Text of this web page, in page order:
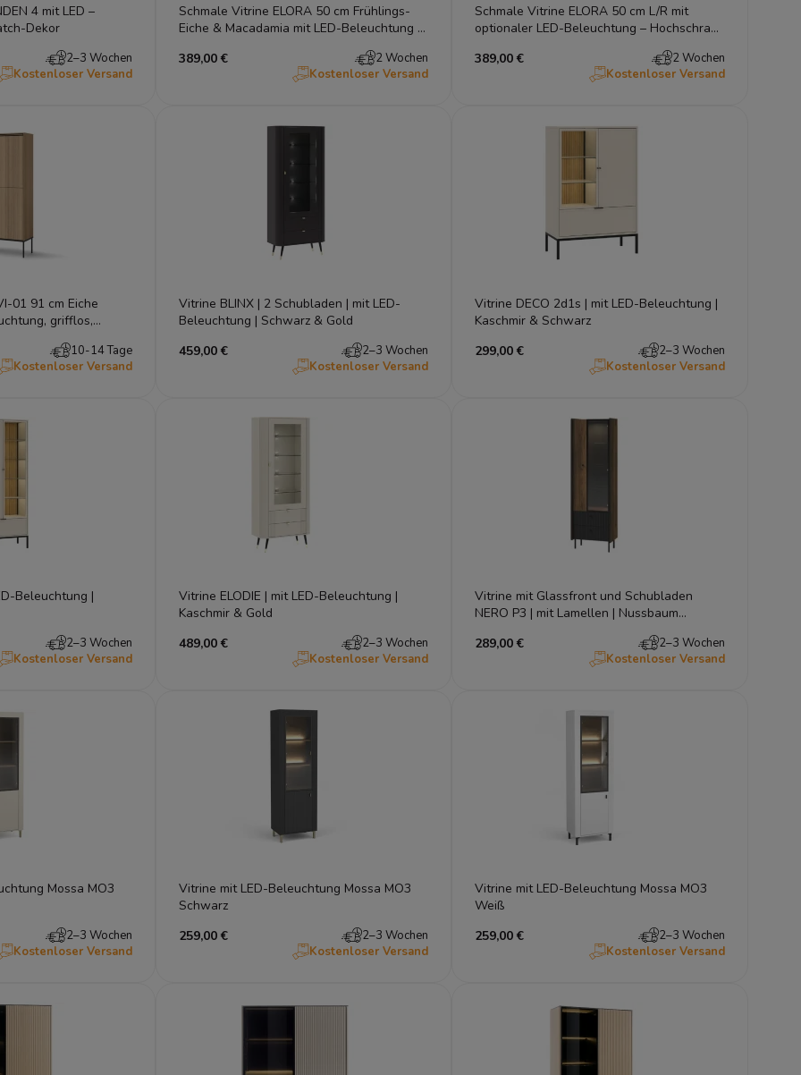
4 mit LED –
Dekor
2–3 Wochen
Kostenloser Versand
Schmale Vitrine ELORA 50 cm Frühlings-
Eiche & Macadamia mit LED-Beleuchtung –
389,00 €
2 Wochen
Kostenloser Versand
Schmale Vitrine ELORA 50 cm L/R mit
optionaler LED-Beleuchtung – Hochschrank
389,00 €
2 Wochen
Kostenloser Versand
01 91 cm Eiche
grifflos,
10-14 Tage
Kostenloser Versand
Vitrine BLINX | 2 Schubladen | mit LED-
Beleuchtung | Schwarz & Gold
459,00 €
2–3 Wochen
Kostenloser Versand
Vitrine DECO 2d1s | mit LED-Beleuchtung |
Kaschmir & Schwarz
299,00 €
2–3 Wochen
Kostenloser Versand
Beleuchtung |
2–3 Wochen
Kostenloser Versand
Vitrine ELODIE | mit LED-Beleuchtung |
Kaschmir & Gold
489,00 €
2–3 Wochen
Kostenloser Versand
Vitrine mit Glassfront und Schubladen
NERO P3 | mit Lamellen | Nussbaum
289,00 €
2–3 Wochen
Kostenloser Versand
Mossa MO3
2–3 Wochen
Kostenloser Versand
Vitrine mit LED-Beleuchtung Mossa MO3
Schwarz
259,00 €
2–3 Wochen
Kostenloser Versand
Vitrine mit LED-Beleuchtung Mossa MO3
Weiß
259,00 €
2–3 Wochen
Kostenloser Versand